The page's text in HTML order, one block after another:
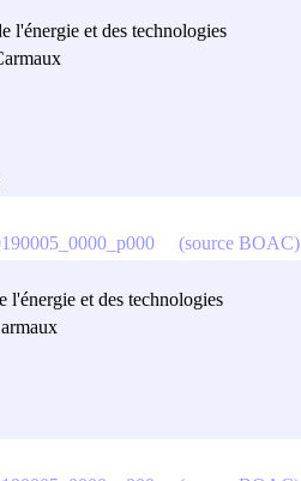
l'énergie et des technologies
l'énergie et des technologies
(source BOAC)